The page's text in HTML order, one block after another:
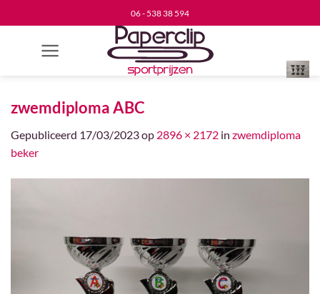
naar
06 - 538 38 594
zwemdiploma ABC
Gepubliceerd 17/03/2023op 2896 × 2172 in zwemdiploma
beker